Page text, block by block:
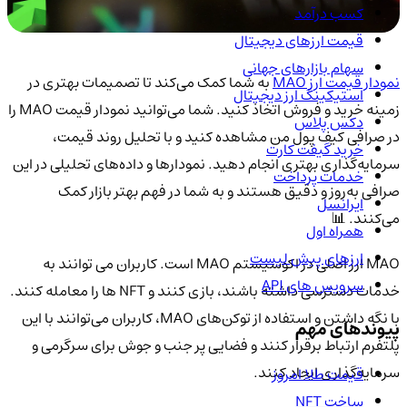
نمودار قیمت ارز MAO
به شما کمک می‌کند تا تصمیمات بهتری در
زمینه خرید و فروش اتخاذ کنید. شما می‌توانید نمودار قیمت MAO را
در صرافی کیف پول من مشاهده کنید و با تحلیل روند قیمت،
سرمایه‌گذاری بهتری انجام دهید. نمودارها و داده‌های تحلیلی در این
صرافی به‌روز و دقیق هستند و به شما در فهم بهتر بازار کمک
می‌کنند. 📊
MAO ارز اصلی در اکوسیستم MAO است. کاربران می توانند به
خدمات دسترسی داشته باشند، بازی کنند و NFT ها را معامله کنند.
با نگه داشتن و استفاده از توکن‌های MAO، کاربران می‌توانند با این
پلتفرم ارتباط برقرار کنند و فضایی پر جنب و جوش برای سرگرمی و
سرمایه‌گذاری ایجاد کنند.
کسب درآمد
قیمت ارزهای دیجیتال
سهام بازارهای جهانی
استیکینگ ارز دیجیتال
دکس پلاس
خرید گیفت کارت
خدمات پرداخت
ایرانسل
همراه اول
ارزهای پیش لیست
سرویس های API
پیوندهای مهم
قیمت طلا امروز
ساخت NFT